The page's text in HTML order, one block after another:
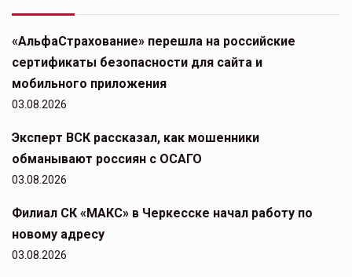
«АльфаСтрахование» перешла на российские
сертификаты безопасности для сайта и
мобильного приложения
03.08.2026
Эксперт ВСК рассказал, как мошенники
обманывают россиян с ОСАГО
03.08.2026
Филиал СК «МАКС» в Черкесске начал работу по
новому адресу
03.08.2026